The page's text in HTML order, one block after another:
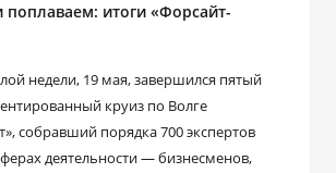
поплаваем: итоги «Форсайт-
недели, 19 мая, завершился пятый
круиз по Волге
собравший порядка 700 экспертов
деятельности — бизнесменов,